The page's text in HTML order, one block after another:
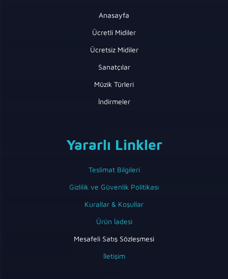
Anasayfa
Ücretli Midiler
Ücretsiz Midiler
Sanatçılar
Müzik Türleri
İndirmeler
Yararlı Linkler
Teslimat Bilgileri
Gizlilik ve Güvenlik Politikası
Kurallar & Koşullar
Ürün İadesi
Mesafeli Satış Sözleşmesi
İletişim